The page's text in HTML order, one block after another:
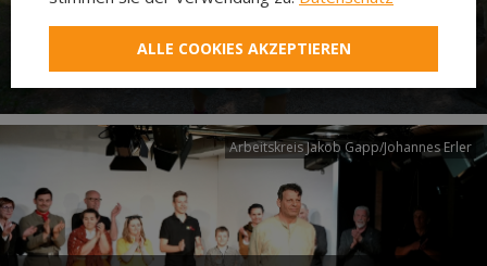
Neuer Pilgerweg Via
Laudato si’
Arbeitskreis Jakob Gapp/Johannes Erler
ALLE COOKIES AKZEPTIEREN